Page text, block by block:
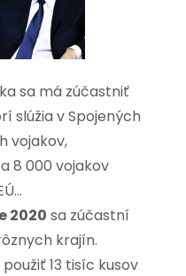
sa má zúčastniť
slúžia v Spojených
vojakov,
8 000 vojakov
2020 sa zúčastní
krajín.
13 tisíc kusov